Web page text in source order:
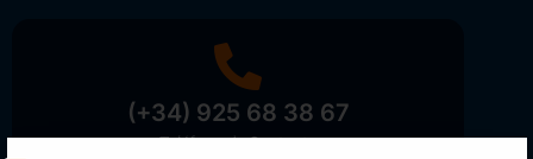
(+34) 925 68 38 67
Teléfono de Contacto